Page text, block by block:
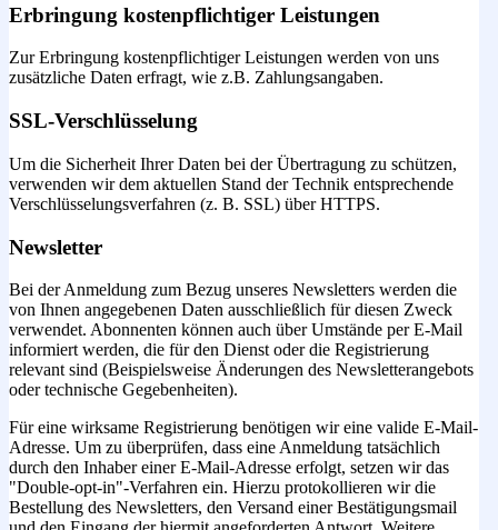
Erbringung kostenpflichtiger Leistungen
Zur Erbringung kostenpflichtiger Leistungen werden von uns
zusätzliche Daten erfragt, wie z.B. Zahlungsangaben.
SSL-Verschlüsselung
Um die Sicherheit Ihrer Daten bei der Übertragung zu schützen,
verwenden wir dem aktuellen Stand der Technik entsprechende
Verschlüsselungsverfahren (z. B. SSL) über HTTPS.
Newsletter
Bei der Anmeldung zum Bezug unseres Newsletters werden die
von Ihnen angegebenen Daten ausschließlich für diesen Zweck
verwendet. Abonnenten können auch über Umstände per E-Mail
informiert werden, die für den Dienst oder die Registrierung
relevant sind (Beispielsweise Änderungen des Newsletterangebots
oder technische Gegebenheiten).
Für eine wirksame Registrierung benötigen wir eine valide E-Mail-
Adresse. Um zu überprüfen, dass eine Anmeldung tatsächlich
durch den Inhaber einer E-Mail-Adresse erfolgt, setzen wir das
"Double-opt-in"-Verfahren ein. Hierzu protokollieren wir die
Bestellung des Newsletters, den Versand einer Bestätigungsmail